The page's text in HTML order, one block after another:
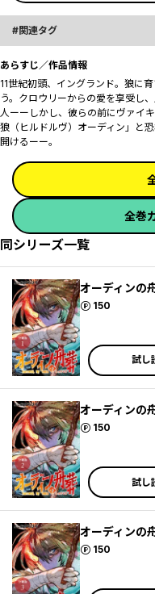
関連タグ
あらすじ／作品情報
11世紀初頭、イングランド。狼に
う。クロウリーからの愛を享受し
人ーーしかし、彼らの前にヴァイ
狼（ヒルドルヴ）オーディン」と
開けるーー。
全巻
同シリーズ一覧
オーディンの
150
ポイント
試し
オーディンの
150
ポイント
試し
オーディンの
150
ポイント